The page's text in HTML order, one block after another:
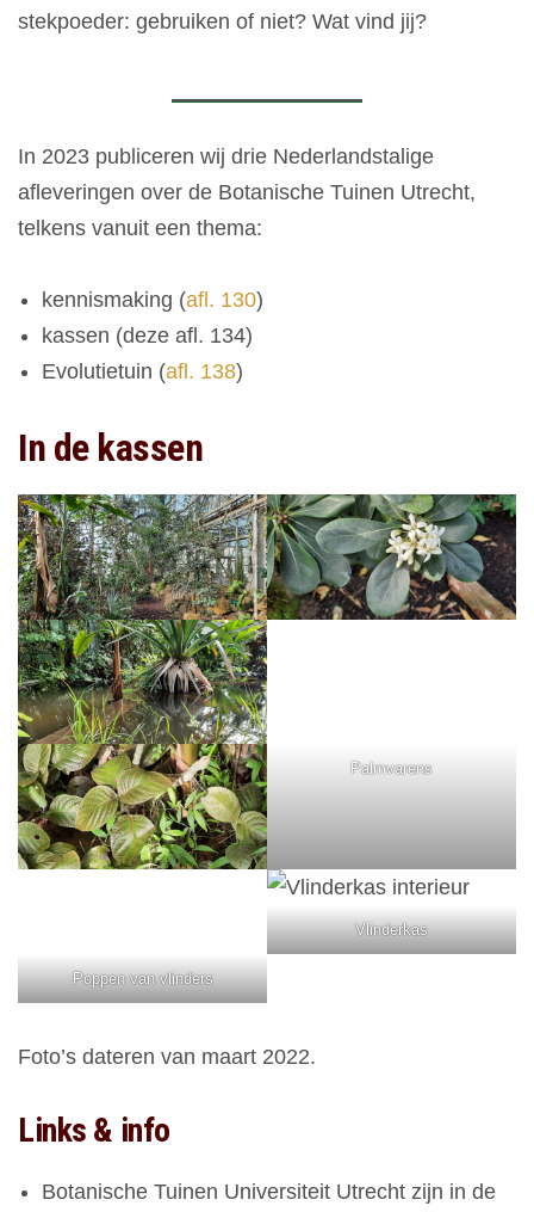
stekpoeder: gebruiken of niet? Wat vind jij?
In 2023 publiceren wij drie Nederlandstalige
afleveringen over de Botanische Tuinen Utrecht,
telkens vanuit een thema:
kennismaking (afl. 130)
kassen (deze afl. 134)
Evolutietuin (afl. 138)
In de kassen
Palmvarens
Vlinderkas
Poppen van vlinders
Foto’s dateren van maart 2022.
Links & info
Botanische Tuinen Universiteit Utrecht zijn in de